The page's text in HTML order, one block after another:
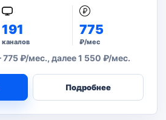
191
каналов
775
₽/мес
₽/мес., далее 1 550 ₽/мес.
Подробнее